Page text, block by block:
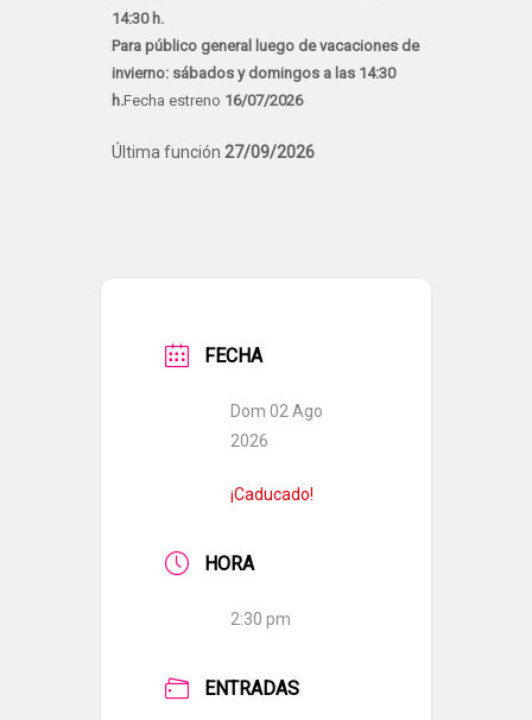
14:30 h.
Para público general luego de vacaciones de
invierno: sábados y domingos a las 14:30
h.Fecha estreno 16/07/2026
Última función 27/09/2026
FECHA
Dom 02 Ago
2026
¡Caducado!
HORA
2:30 pm
ENTRADAS